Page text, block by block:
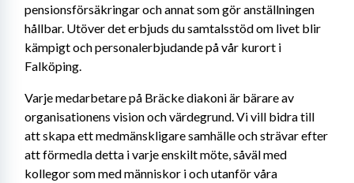
pensionsförsäkringar och annat som gör anställningen
hållbar. Utöver det erbjuds du samtalsstöd om livet blir
kämpigt och personalerbjudande på vår kurort i
Falköping.
Varje medarbetare på Bräcke diakoni är bärare av
organisationens vision och värdegrund. Vi vill bidra till
att skapa ett medmänskligare samhälle och strävar efter
att förmedla detta i varje enskilt möte, såväl med
kollegor som med människor i och utanför våra